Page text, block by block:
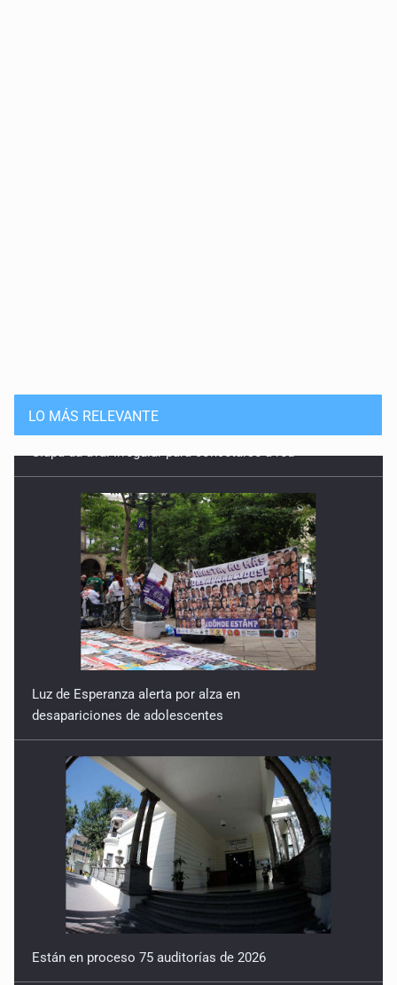
LO MÁS RELEVANTE
Luz de Esperanza alerta por alza en
desapariciones de adolescentes
Están en proceso 75 auditorías de 2026